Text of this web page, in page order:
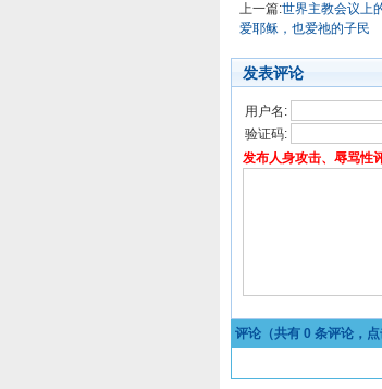
上一篇:世界主教会议上
爱耶稣，也爱祂的子民
发表评论
用户名:
验证码:
发布人身攻击、辱骂性
评论（共有 0 条评论，点